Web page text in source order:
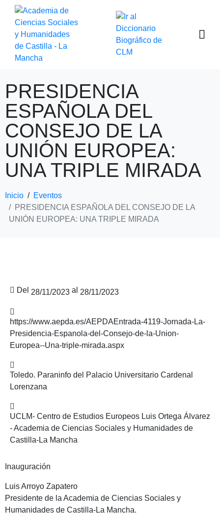
PRESIDENCIA
ESPAÑOLA DEL
CONSEJO DE LA
UNIÓN EUROPEA:
UNA TRIPLE MIRADA
Inicio
Eventos
PRESIDENCIA ESPAÑOLA DEL CONSEJO DE LA
UNIÓN EUROPEA: UNA TRIPLE MIRADA
Del 28/11/2023 al 28/11/2023
https://www.aepda.es/AEPDAEntrada-4119-Jornada-La-
Presidencia-Espanola-del-Consejo-de-la-Union-
Europea--Una-triple-mirada.aspx
Toledo. Paraninfo del Palacio Universitario Cardenal
Lorenzana
UCLM- Centro de Estudios Europeos Luis Ortega Álvarez
- Academia de Ciencias Sociales y Humanidades de
Castilla-La Mancha
Inauguración
Luis Arroyo Zapatero
Presidente de la Academia de Ciencias Sociales y
Humanidades de Castilla-La Mancha.